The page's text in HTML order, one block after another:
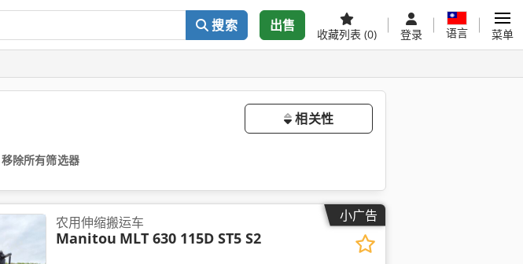
搜索 出售
收藏列表 (0) 登录 语言 菜单
相关性
移除所有筛选器
小广告
农用伸缩搬运车
Manitou MLT 630 115D ST5 S2